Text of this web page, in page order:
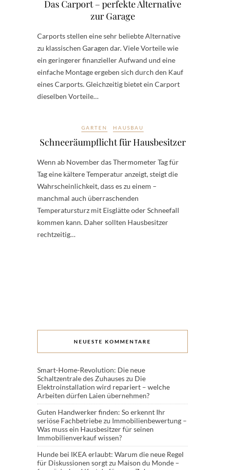
Das Carport – perfekte Alternative
zur Garage
Carports stellen eine sehr beliebte Alternative
zu klassischen Garagen dar. Viele Vorteile wie
ein geringerer finanzieller Aufwand und eine
einfache Montage ergeben sich durch den Kauf
eines Carports. Gleichzeitig bietet ein Carport
dieselben Vorteile…
GARTEN HAUSBAU
Schneeräumpflicht für Hausbesitzer
Wenn ab November das Thermometer Tag für
Tag eine kältere Temperatur anzeigt, steigt die
Wahrscheinlichkeit, dass es zu einem –
manchmal auch überraschenden
Temperatursturz mit Eisglätte oder Schneefall
kommen kann. Daher sollten Hausbesitzer
rechtzeitig…
NEUESTE KOMMENTARE
Smart-Home-Revolution: Die neue
Schaltzentrale des Zuhauseszu Die
Elektroinstallation wird repariert – welche
Arbeiten dürfen Laien übernehmen?
Guten Handwerker finden: So erkennt Ihr
seriöse Fachbetriebezu Immobilienbewertung –
Was muss ein Hausbesitzer für seinen
Immobilienverkauf wissen?
Hunde bei IKEA erlaubt: Warum die neue Regel
für Diskussionen sorgtzu Maison du Monde –